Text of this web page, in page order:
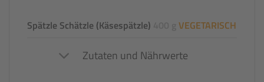
Spätzle Schätzle (Käsespätzle) VEGETARISCH
Zutaten und Nährwerte